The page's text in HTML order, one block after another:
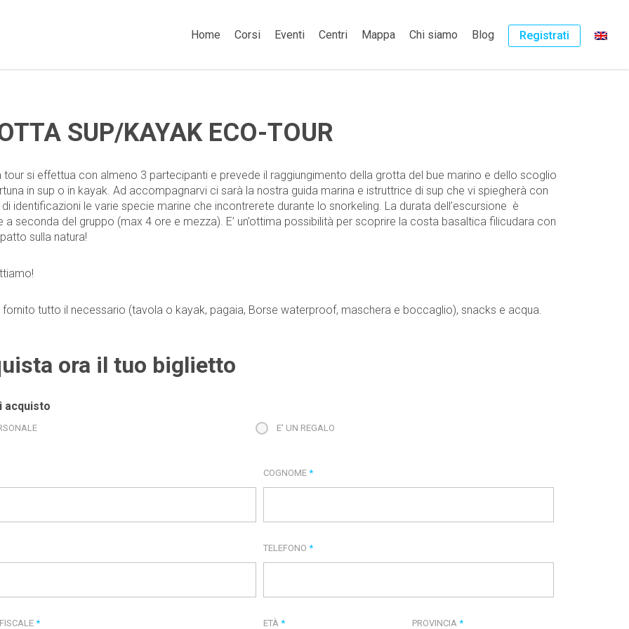
Home Corsi Eventi Centri Mappa Chi siamo Blog Registrati
SUP/KAYAK ECO-TOUR
si effettua con almeno 3 partecipanti e prevede il raggiungimento della grotta del bue marino e dello scoglio
in sup o in kayak. Ad accompagnarvi ci sarà la nostra guida marina e istruttrice di sup che vi spiegherà con
identificazioni le varie specie marine che incontrerete durante lo snorkeling. La durata dell’escursione è
a seconda del gruppo (max 4 ore e mezza). E’ un’ottima possibilità per scoprire la costa basaltica filicudara con
sulla natura!
fornito tutto il necessario (tavola o kayak, pagaia, Borse waterproof, maschera e boccaglio), snacks e acqua.
ora il tuo biglietto
acquisto
E' UN REGALO
COGNOME*
TELEFONO*
* ETÀ* PROVINCIA*